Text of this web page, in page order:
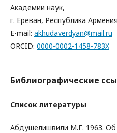
Академии наук,
г. Ереван, Республика Армения
E-mail: akhudaverdyan@mail.ru
ORCID: 0000-0002-1458-783X
Библиографические
Список литературы
Абдушелишвили М.Г. 1963. Об